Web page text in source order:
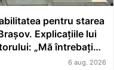
pentru starea
Explicațiile lui
„Mă întrebați
ultimii 36 de ani?”6 aug. 2026